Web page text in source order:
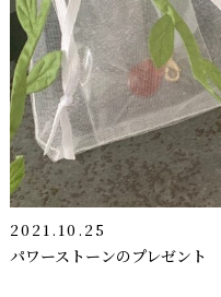
2021.10.25
パワーストーンのプレゼント